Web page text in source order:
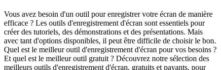
Vous avez besoin d'un outil pour enregistrer votre écran de manière
efficace ? Les outils d'enregistrement d'écran sont essentiels pour
créer des tutoriels, des démonstrations et des présentations. Mais
avec tant d'options disponibles, il peut être difficile de choisir le bon.
Quel est le meilleur outil d'enregistrement d'écran pour vos besoins ?
Et quel est le meilleur outil gratuit ? Découvrez notre sélection des
meilleurs outils d'enregistrement d'écran, gratuits et payants, pour